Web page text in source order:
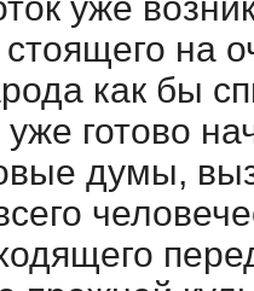
на
как бы
готово
думы,